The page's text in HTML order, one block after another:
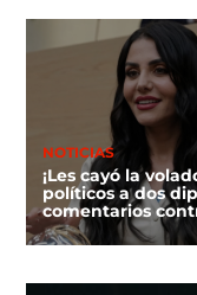
NOTICIAS
¡Les cayó la
políticos a dos
comentarios